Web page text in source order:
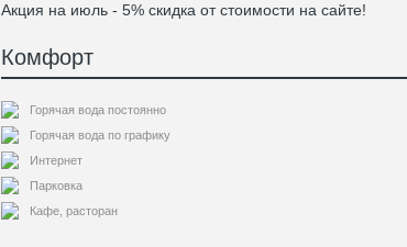
Акция на июль - 5% скидка от стоимости на сайте!
Комфорт
Горячая вода постоянно
Горячая вода по графику
Интернет
Парковка
Кафе, расторан